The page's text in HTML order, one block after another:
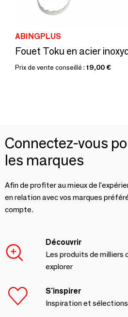
ABINGPLUS
Prix de vente conseillé : 19,00 €
Connectez-vous
les marques
Afin de profiter au mieux de
en relation avec vos marques
compte.
Découvrir
Les produits de milliers
explorer
S'inspirer
Inspiration et